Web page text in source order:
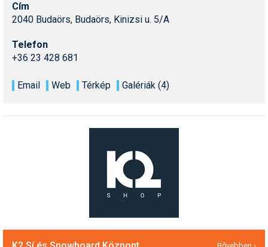
Cím
2040 Budaörs, Budaörs, Kinizsi u. 5/A
Telefon
+36 23 428 681
Email Web Térkép Galériák (4)